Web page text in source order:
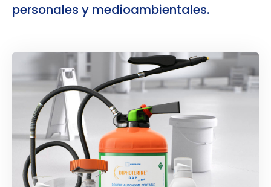
personales y medioambientales.